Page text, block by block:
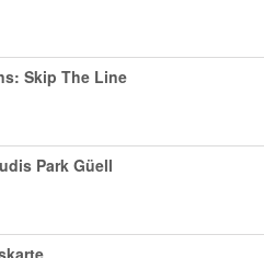
Skip The Line
Park Güell